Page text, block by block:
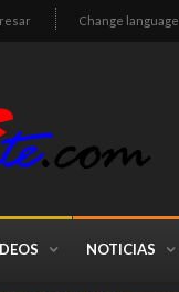
Change language
NOTICIAS